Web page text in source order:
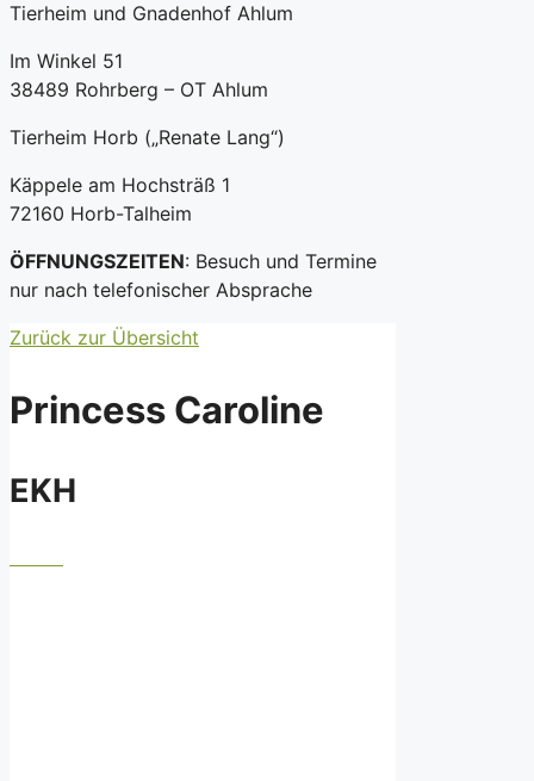
Tierheim und Gnadenhof Ahlum
Im Winkel 51
38489 Rohrberg – OT Ahlum
Tierheim Horb („Renate Lang“)
Käppele am Hochsträß 1
72160 Horb-Talheim
ÖFFNUNGSZEITEN: Besuch und Termine
nur nach telefonischer Absprache
Zurück zur Übersicht
Princess Caroline
EKH